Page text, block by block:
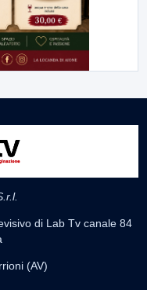
di Lab Tv canale 84
(AV)